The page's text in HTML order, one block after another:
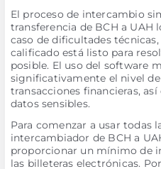
El proceso de intercambio
transferencia de BCH a UAH
caso de dificultades
calificado está listo para
posible. El uso del software
significativamente el nivel
transacciones financieras,
datos sensibles.
Para comenzar a usar todas
intercambiador de BCH a
proporcionar un mínimo de
las billeteras electrónicas.